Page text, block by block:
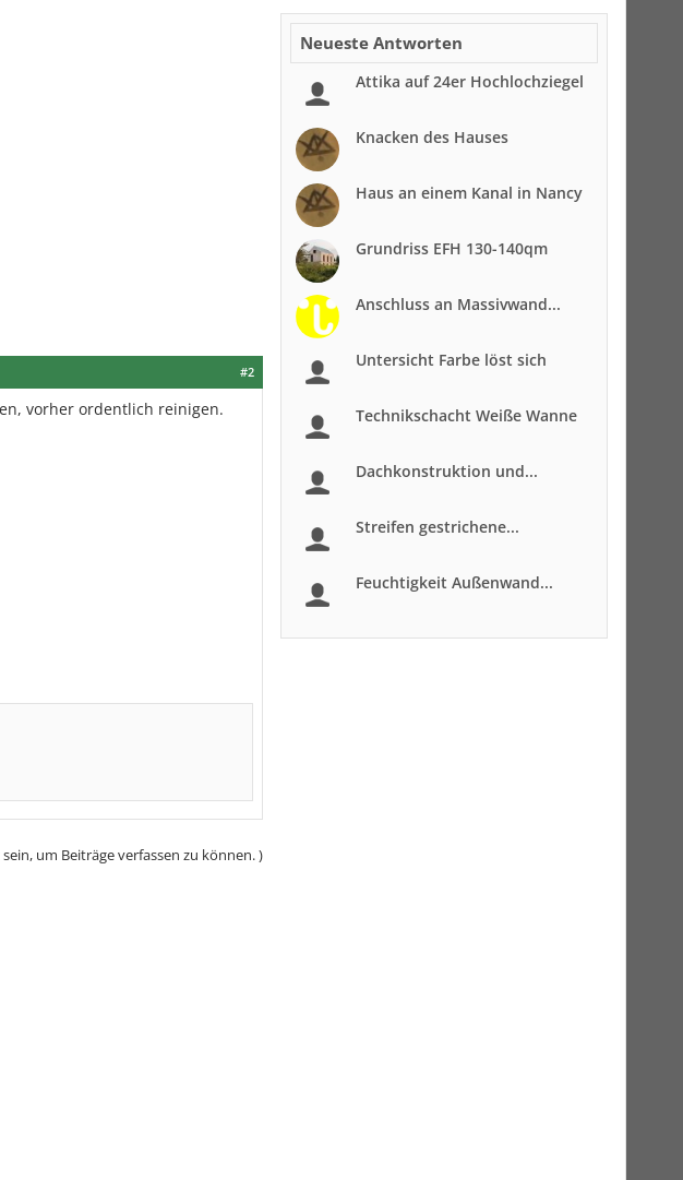
#2
vorher ordentlich reinigen.
um Beiträge verfassen zu können. )
Neueste Antworten
Attika auf 24er Hochlochziegel
Knacken des Hauses
Haus an einem Kanal in Nancy
Grundriss EFH 130-140qm
Anschluss an Massivwand...
Untersicht Farbe löst sich
Technikschacht Weiße Wanne
Dachkonstruktion und...
Streifen gestrichene...
Feuchtigkeit Außenwand...